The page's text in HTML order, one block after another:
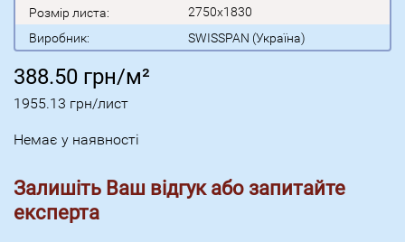
Розмір листа:
2750x1830
Виробник:
SWISSPAN (Україна)
388.50 грн/м²
1955.13 грн/лист
Немає у наявності
Залишіть Ваш відгук або запитайте
експерта